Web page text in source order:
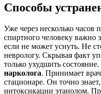
Способы
Уже через несколько часов
спиртного человеку важно
если не может уснуть. Не
неврологу. Скрывая факт
только ухудшить
нарколога. Принимает врач
стационаре. Он точно
интоксикации этанолом.